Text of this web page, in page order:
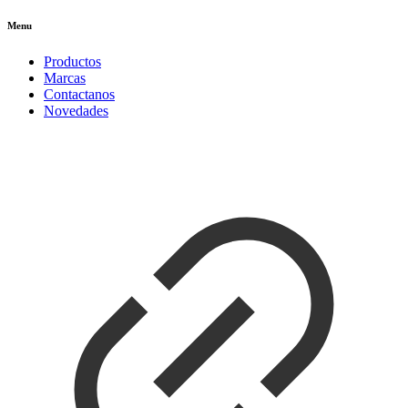
Menu
Productos
Marcas
Contactanos
Novedades